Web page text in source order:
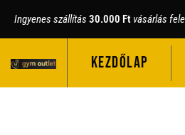
Ingyenes szállítás 30.000 Ft vásárlás
KEZDŐLAP